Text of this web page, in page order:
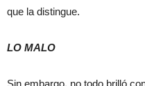
que la distingue.
LO MALO
Sin embargo, no todo brilló